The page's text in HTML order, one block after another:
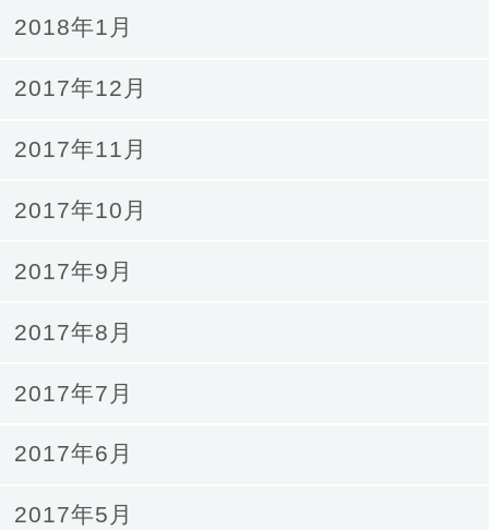
2018年1月
2017年12月
2017年11月
2017年10月
2017年9月
2017年8月
2017年7月
2017年6月
2017年5月